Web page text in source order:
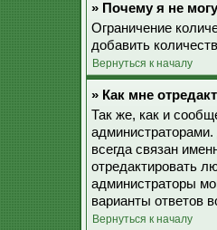
» Почему я не
Ограничение
добавить
Вернуться к началу
» Как мне
Так же, как и
всегда связан
отредактировать
администраторы
варианты ответов
Вернуться к началу